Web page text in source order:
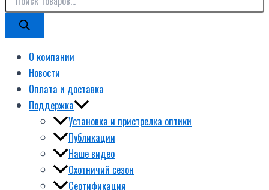
О компании
Новости
Оплата и доставка
Поддержка
Установка и пристрелка оптики
Публикации
Наше видео
Охотничий сезон
Сертификация